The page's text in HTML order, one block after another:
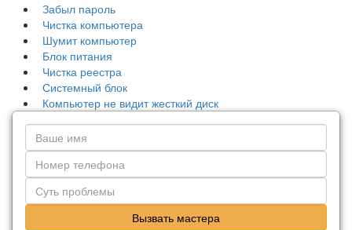
Забыл пароль
Чистка компьютера
Шумит компьютер
Блок питания
Чистка реестра
Системный блок
Компьютер не видит жесткий диск
Вызвать мастера